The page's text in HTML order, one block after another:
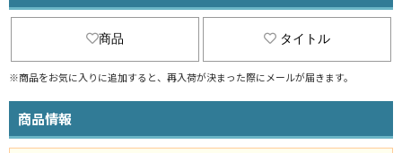
商品 タイトル
※商品をお気に入りに追加すると、再入荷が決まった際にメールが届きます。
商品情報